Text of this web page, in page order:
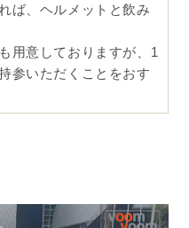
ば、ヘルメットと飲み
用意しておりますが、1
参いただくことをおす